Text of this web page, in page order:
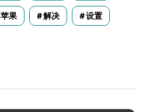
苹果 解决 设置